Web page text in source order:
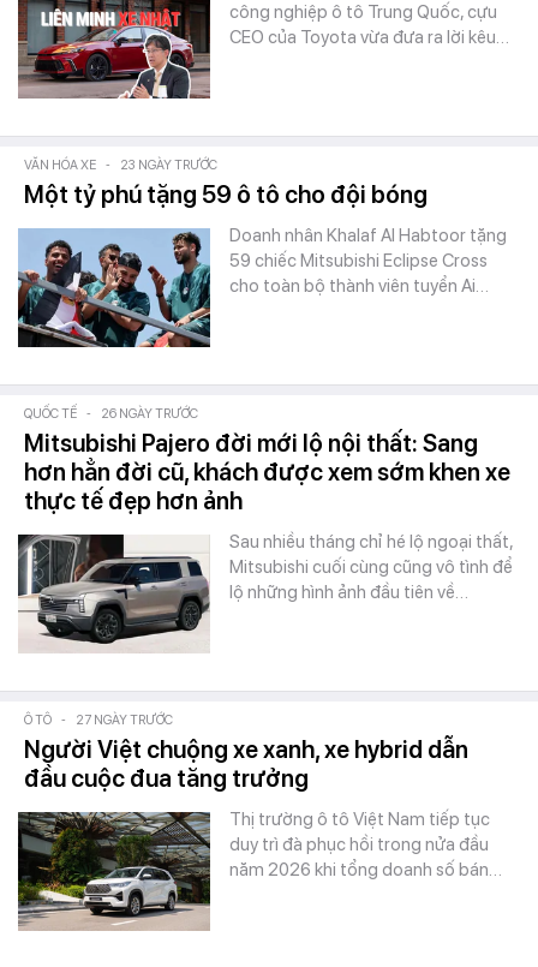
công nghiệp ô tô Trung Quốc, cựu
CEO của Toyota vừa đưa ra lời kêu…
VĂN HÓA XE - 23 NGÀY TRƯỚC
Một tỷ phú tặng 59 ô tô cho đội bóng
Doanh nhân Khalaf Al Habtoor tặng
59 chiếc Mitsubishi Eclipse Cross
cho toàn bộ thành viên tuyển Ai…
QUỐC TẾ - 26 NGÀY TRƯỚC
Mitsubishi Pajero đời mới lộ nội thất: Sang
hơn hẳn đời cũ, khách được xem sớm khen xe
thực tế đẹp hơn ảnh
Sau nhiều tháng chỉ hé lộ ngoại thất,
Mitsubishi cuối cùng cũng vô tình để
lộ những hình ảnh đầu tiên về…
Ô TÔ - 27 NGÀY TRƯỚC
Người Việt chuộng xe xanh, xe hybrid dẫn
đầu cuộc đua tăng trưởng
Thị trường ô tô Việt Nam tiếp tục
duy trì đà phục hồi trong nửa đầu
năm 2026 khi tổng doanh số bán…